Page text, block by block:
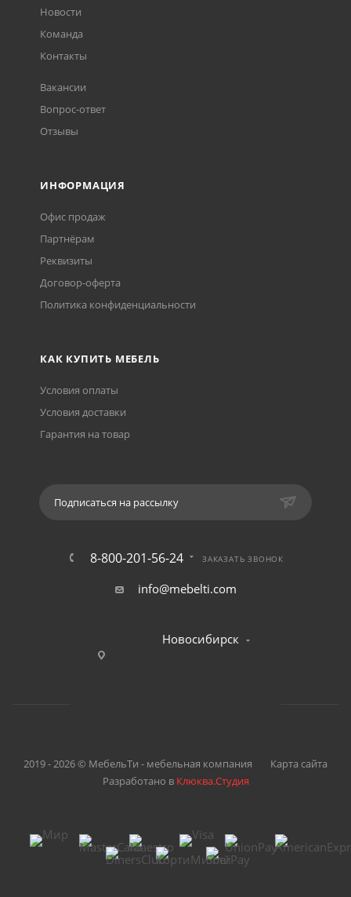
Новости
Команда
Контакты
Вакансии
Вопрос-ответ
Отзывы
ИНФОРМАЦИЯ
Офис продаж
Партнёрам
Реквизиты
Договор-оферта
Политика конфиденциальности
КАК КУПИТЬ МЕБЕЛЬ
Условия оплаты
Условия доставки
Гарантия на товар
Подписаться на рассылку
8-800-201-56-24 ЗАКАЗАТЬ ЗВОНОК
info@mebelti.com
Новосибирск
2019 - 2026 © МебельТи - мебельная компания
Карта сайта
Разработано в Клюква.Студия